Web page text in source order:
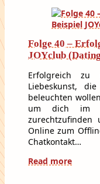
Folge 40 –
JOYclub
Erfolgreich
Liebeskunst,
beleuchten
um dich im
zurechtzufinden
Online zum
Chatkontakt…
Read more